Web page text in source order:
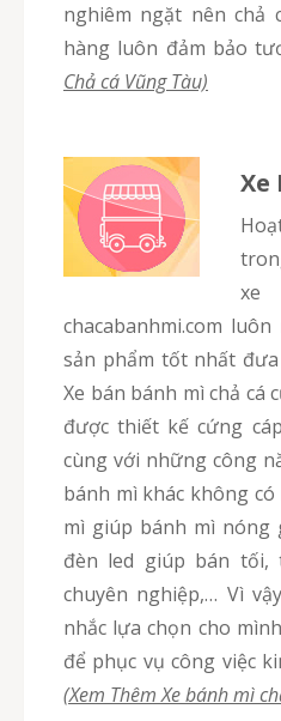
nghiêm ngặt nên chả
hàng luôn đảm bảo
Chả cá Vũng Tàu)
Xe
Hoạt động nhiều năm
xe
chacabanhmi.com
sản phẩm tốt nhất
Xe bán bánh mì chả cá
được thiết kế cứng
cùng với những công
bánh mì khác không
mì giúp bánh mì nóng
đèn led giúp bán tối,
chuyên nghiệp,… Vì
nhắc lựa chọn cho
để phục vụ công việc
(Xem Thêm Xe bánh mì